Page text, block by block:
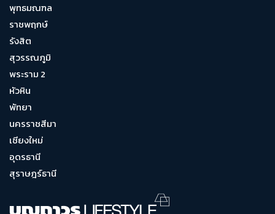
พุทธมณฑล
ราชพฤกษ์
รังสิต
สุวรรณภูมิ
พระราม 2
หัวหิน
พัทยา
นครราชสีมา
เชียงใหม่
อุดรธานี
สุราษฎร์ธานี